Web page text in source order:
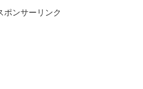
ポンサーリンク